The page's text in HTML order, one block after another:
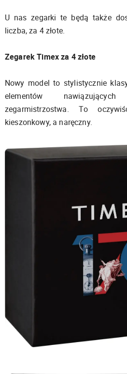
U nas zegarki te będą także
liczba, za 4 złote.
Zegarek Timex za 4 złote
Nowy model to stylistycznie
elementów
zegarmistrzostwa. To
kieszonkowy, a naręczny.